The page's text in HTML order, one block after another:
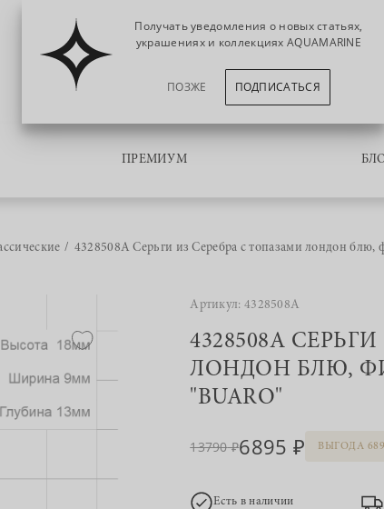
ПРЕМИУМ
4328508А Серьги из Серебра с топазами лондон блю,
Артикул: 4328508А
4328508А
ЛОНДОН БЛЮ,
"BUARO"
13790 6895 ВЫГОДА
Есть в наличии
Получать уведомления о новых статьях,
украшениях и коллекциях AQUAMARINE
ПОЗЖЕ ПОДПИСАТЬСЯ